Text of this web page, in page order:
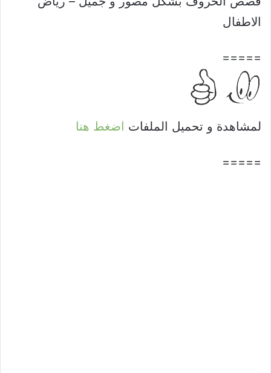
الاطفال
=====
لمشاهدة و تحميل الملفات اضغط هنا
=====